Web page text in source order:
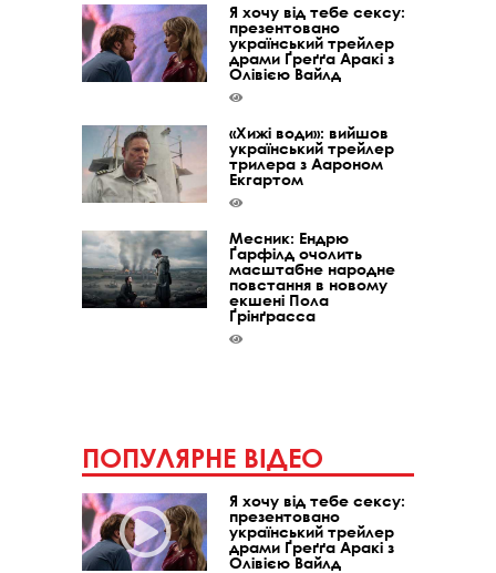
Я хочу від тебе сексу:
презентовано
український трейлер
драми Ґреґґа Аракі з
Олівією Вайлд
«Хижі води»: вийшов
український трейлер
трилера з Аароном
Екгартом
Месник: Ендрю
Ґарфілд очолить
масштабне народне
повстання в новому
екшені Пола
Ґрінґрасса
ПОПУЛЯРНЕ ВІДЕО
Я хочу від тебе сексу:
презентовано
український трейлер
драми Ґреґґа Аракі з
Олівією Вайлд